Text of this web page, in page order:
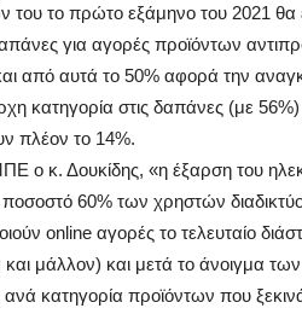
το πρώτο εξάμηνο του 2021 θα
για αγορές προϊόντων
από αυτά το 50% αφορά την
κατηγορία στις δαπάνες (με 56%)
πλέον το 14%.
κ. Δουκίδης, «η έξαρση του
ποσοστό 60% των χρηστών
online αγορές το τελευταίο
και μάλλον) και μετά το άνοιγμα
κατηγορία προϊόντων που